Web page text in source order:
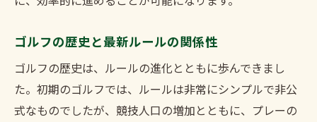
再発見されるゴルフの楽しさとルール
新ルールでゴルフの魅力に触れる
ゴルフの魅力を引き出すルールの再確認
魅力を再発見するためのルールガイド
ゴルフの歴史と最新ルールの関係性
ゴルフの歴史は、ルールの進化とともに歩んできまし
た。初期のゴルフでは、ルールは非常にシンプルで非公
式なものでしたが、競技人口の増加とともに、プレーの